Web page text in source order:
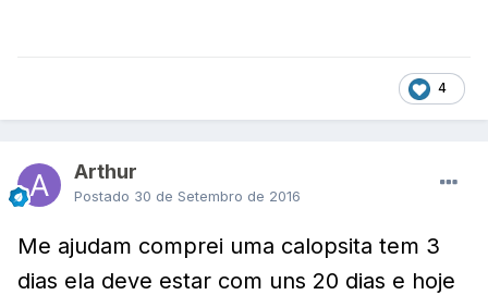
4
Arthur
Postado 30 de Setembro de 2016
Me ajudam comprei uma calopsita tem 3
dias ela deve estar com uns 20 dias e hoje